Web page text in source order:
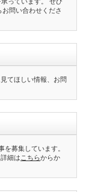
お問い合わせくださ
てほしい情報、お問
を募集しています。
細は こちらからか